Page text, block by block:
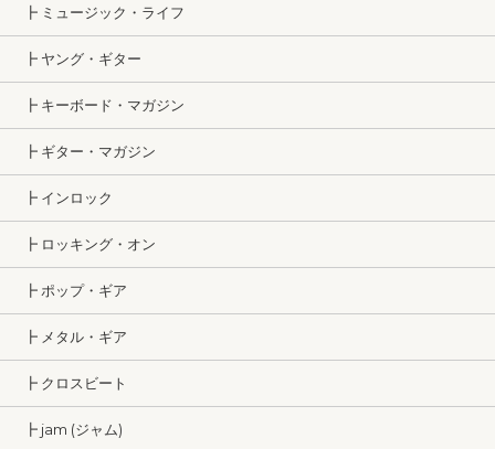
┣ ミュージック・ライフ
┣ ヤング・ギター
┣ キーボード・マガジン
┣ ギター・マガジン
┣ インロック
┣ ロッキング・オン
┣ ポップ・ギア
┣ メタル・ギア
┣ クロスビート
┣ jam (ジャム)